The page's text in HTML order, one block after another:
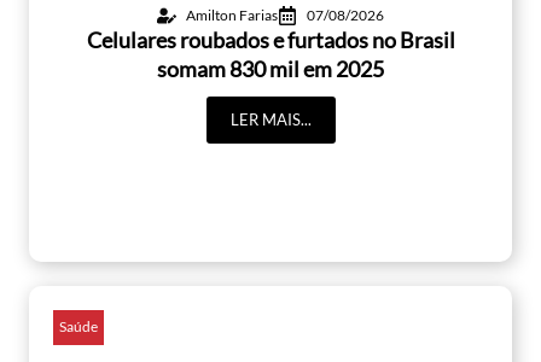
Amilton Farias 07/08/2026
Celulares roubados e furtados no Brasil
somam 830 mil em 2025
LER MAIS...
Saúde